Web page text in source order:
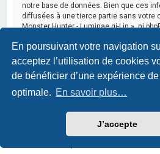
En poursuivant votre navigation
acceptez l’utilisation de cookies
de bénéficier d’une expérience
optimale. En savoir plus…
J’accepte
notre base de données. Bien que ces
diffusées à une tierce partie sans votre
Monster Hunter - Luminae qi-Lin », ni
comme responsables en cas de
visant à compromettre vos données.
phpBB